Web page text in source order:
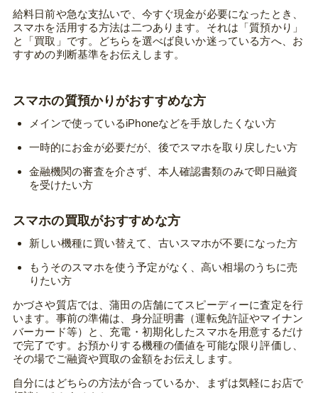
給料日前や急な支払いで、今すぐ現金が必要になったとき、
スマホを活用する方法は二つあります。それは「質預かり」
と「買取」です。どちらを選べば良いか迷っている方へ、お
すすめの判断基準をお伝えします。
スマホの質預かりがおすすめな方
メインで使っているiPhoneなどを手放したくない方
一時的にお金が必要だが、後でスマホを取り戻したい方
金融機関の審査を介さず、本人確認書類のみで即日融資
を受けたい方
スマホの買取がおすすめな方
新しい機種に買い替えて、古いスマホが不要になった方
もうそのスマホを使う予定がなく、高い相場のうちに売
りたい方
かづさや質店では、蒲田の店舗にてスピーディーに査定を行
います。事前の準備は、身分証明書（運転免許証やマイナン
バーカード等）と、充電・初期化したスマホを用意するだけ
で完了です。お預かりする機種の価値を可能な限り評価し、
その場でご融資や買取の金額をお伝えします。
自分にはどちらの方法が合っているか、まずは気軽にお店で